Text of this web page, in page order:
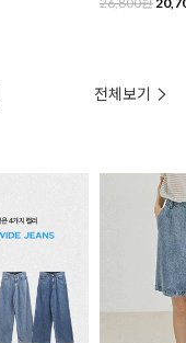
전체보기